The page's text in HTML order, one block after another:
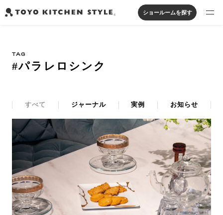
オープンキッチン
ペニンシュラキッチン
壁付けキッチン
システムキッチン
実例から探す
私たちについて
ジャーナルを読む
オンラインストア
お知らせ
カタログを見る
ショールームを探す
TAG
#パラレロシンク
すべて ジャーナル 実例 お知らせ